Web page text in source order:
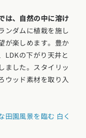
は、自然の中に溶け
ンダムに植栽を施し
が楽しめます。豊か
LDKの下がり天井と
ました。スタイリッ
ウッド素材を取り入
田園風景を臨む 白く